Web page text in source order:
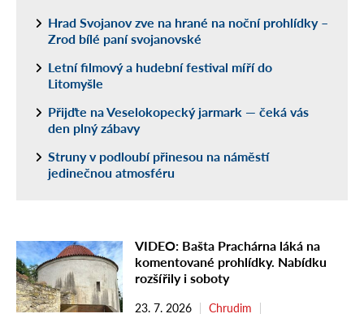
Hrad Svojanov zve na hrané na noční prohlídky –
Zrod bílé paní svojanovské
Letní filmový a hudební festival míří do
Litomyšle
Přijďte na Veselokopecký jarmark — čeká vás
den plný zábavy
Struny v podloubí přinesou na náměstí
jedinečnou atmosféru
VIDEO: Bašta Prachárna láká na
komentované prohlídky. Nabídku
rozšířily i soboty
23. 7. 2026 Chrudim